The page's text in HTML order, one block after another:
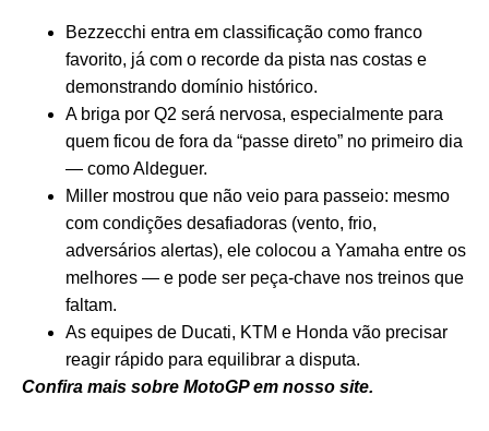
Bezzecchi entra em classificação como franco
favorito, já com o recorde da pista nas costas e
demonstrando domínio histórico.
A briga por Q2 será nervosa, especialmente para
quem ficou de fora da “passe direto” no primeiro dia
— como Aldeguer.
Miller mostrou que não veio para passeio: mesmo
com condições desafiadoras (vento, frio,
adversários alertas), ele colocou a Yamaha entre os
melhores — e pode ser peça-chave nos treinos que
faltam.
As equipes de Ducati, KTM e Honda vão precisar
reagir rápido para equilibrar a disputa.
Confira mais sobre MotoGP em nosso site.